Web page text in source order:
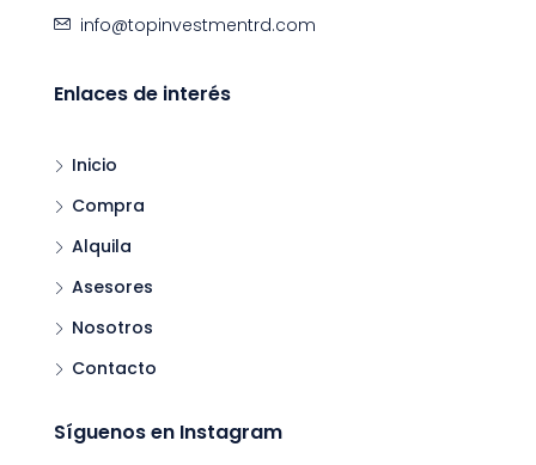
info@topinvestmentrd.com
Enlaces de interés
Inicio
Compra
Alquila
Asesores
Nosotros
Contacto
Síguenos en Instagram